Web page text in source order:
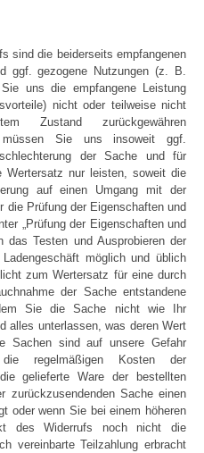
sind die beiderseits empfangenen
ggf. gezogene Nutzungen (z. B.
uns die empfangene Leistung
nicht oder teilweise nicht
Zustand zurückgewähren
müssen Sie uns insoweit ggf.
der Sache und für
Wertersatz nur leisten, soweit die
auf einen Umgang mit der
die Prüfung der Eigenschaften und
„Prüfung der Eigenschaften und
das Testen und Ausprobieren der
möglich und üblich
zum Wertersatz für eine durch
der Sache entstandene
Sie die Sache nicht wie Ihr
alles unterlassen, was deren Wert
Sachen sind auf unsere Gefahr
regelmäßigen Kosten der
gelieferte Ware der bestellten
zurückzusendenden Sache einen
oder wenn Sie bei einem höheren
des Widerrufs noch nicht die
vereinbarte Teilzahlung erbracht